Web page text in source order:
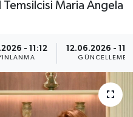
Temsilcisi Maria Angela
- 11:12 12.06.2026 -
GÜNCELLEME